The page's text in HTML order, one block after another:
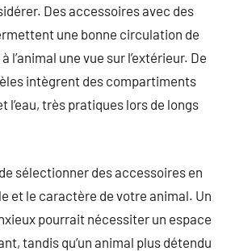
Des accessoires avec des
une bonne circulation de
l’animal une vue sur l’extérieur. De
intègrent des compartiments
l’eau, très pratiques lors de longs
sélectionner des accessoires en
et le caractère de votre animal. Un
pourrait nécessiter un espace
tandis qu’un animal plus détendu